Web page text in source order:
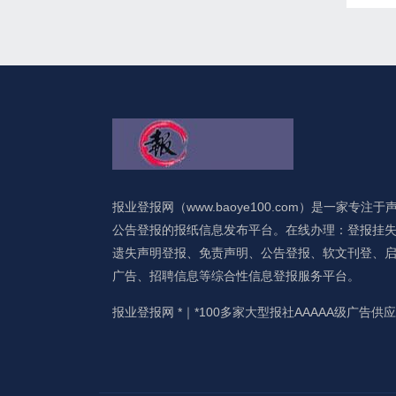
报业登报网（www.baoye100.com）是一家专注于
公告登报的报纸信息发布平台。在线办理：登报挂
遗失声明登报、免责声明、公告登报、软文刊登、
广告、招聘信息等综合性信息登报服务平台。
报业登报网 *｜*100多家大型报社AAAAA级广告供